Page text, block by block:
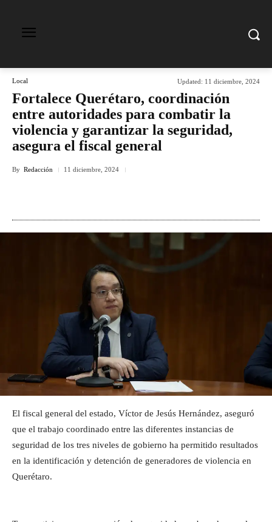
Local Updated: 11 diciembre, 2024
Fortalece Querétaro, coordinación
entre autoridades para combatir la
violencia y garantizar la seguridad,
asegura el fiscal general
By Redacción 11 diciembre, 2024
El fiscal general del estado, Víctor de Jesús Hernández, aseguró
que el trabajo coordinado entre las diferentes instancias de
seguridad de los tres niveles de gobierno ha permitido resultados
en la identificación y detención de generadores de violencia en
Querétaro.